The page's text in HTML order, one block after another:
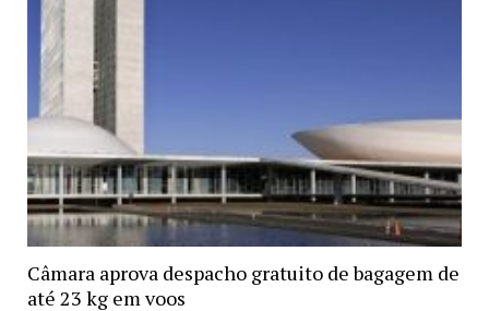
Câmara aprova despacho gratuito de bagagem de
até 23 kg em voos